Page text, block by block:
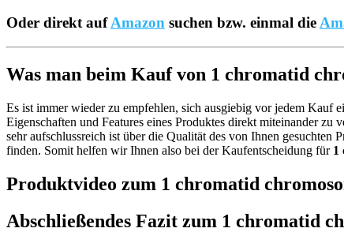
Oder direkt aufAmazon suchen bzw. einmal die
Was man beim Kauf von 1 chromatid
Es ist immer wieder zu empfehlen, sich ausgiebig vor jedem Kauf
Eigenschaften und Features eines Produktes direkt miteinander
sehr aufschlussreich ist über die Qualität des von Ihnen gesuchten
finden. Somit helfen wir Ihnen also bei der Kaufentscheidung für 1
Produktvideo zum 1 chromatid
Abschließendes Fazit zum 1 chromatid